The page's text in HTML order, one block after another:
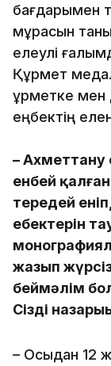
бағдарымен
мұрасын
елеулі
Құрмет
құрметке
еңбектің
– Ахметтану
енбей
тереңдей
еңбектерін
жазып
беймәлім
Сіздің
– Осыдан 12